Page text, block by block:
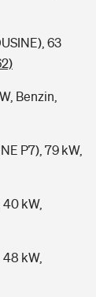
63
Benzin,
P7), 79 kW,
40 kW,
48 kW,